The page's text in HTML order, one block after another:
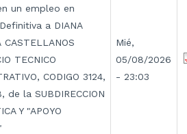
un empleo en
a DIANA
CASTELLANOS
TECNICO
CODIGO 3124,
de la SUBDIRECCION
Y "APOYO
Mié,
05/08/2026
- 23:03